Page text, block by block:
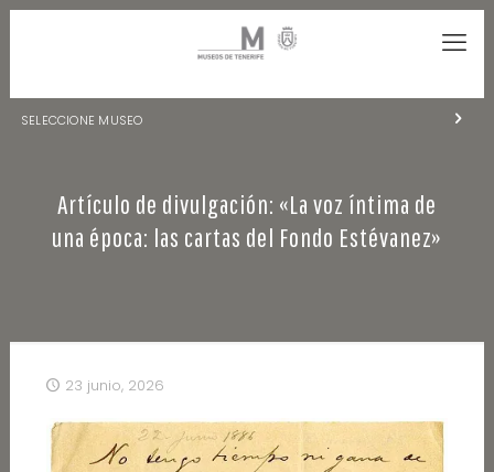
SELECCIONE MUSEO
NATURALEZA Y ARQUEOLOGÍA
LA CIENCIA Y EL COSMOS
CENTRO DE DOCUMENTACIÓN DE CANARIAS Y AMÉRICA
CUEVA DEL VIENTO
Artículo de divulgación: «La voz íntima de
una época: las cartas del Fondo Estévanez»
23 junio, 2026